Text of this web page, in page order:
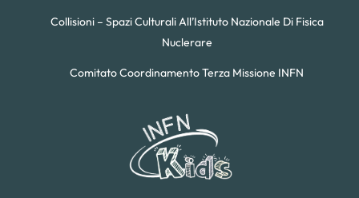
Collisioni – Spazi Culturali All’Istituto Nazionale Di Fisica
Nuclerare
Comitato Coordinamento Terza Missione INFN